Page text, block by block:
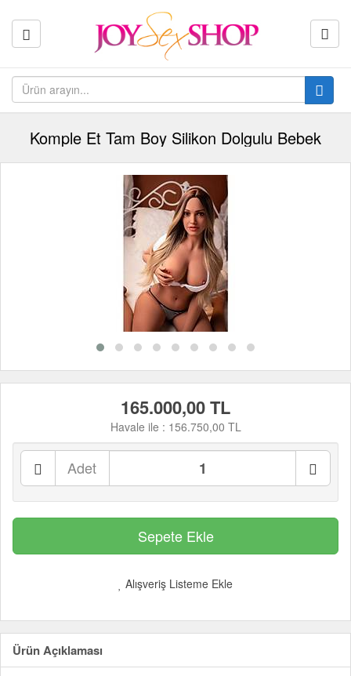
Komple Et Tam Boy Silikon Dolgulu Bebek
165.000,00 TL
Havale ile : 156.750,00 TL
Adet
Alışveriş Listeme Ekle
Ürün Açıklaması